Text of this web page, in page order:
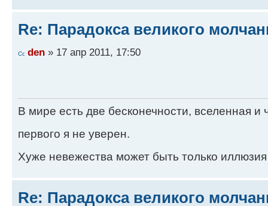
Re: Парадокса великого
den » 17 апр 2011, 17:50
В мире есть две бесконечности, вселенная и
первого я не уверен.
Хуже невежества может быть только
Re: Парадокса великого